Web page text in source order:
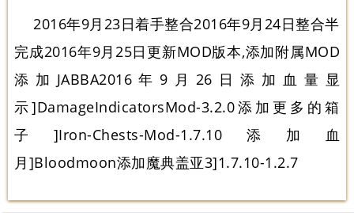
2016年9月23日着手整合2016年9月24日整合半
完成2016年9月25日更新MOD版本,添加附属MOD
添加JABBA2016年9月26日添加血量显
示]DamageIndicatorsMod-3.2.0添加更多的箱
子]Iron-Chests-Mod-1.7.10添加血
月]Bloodmoon添加魔典盖亚3]1.7.10-1.2.7